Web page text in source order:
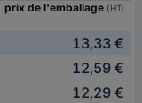
prix de l'emballage (HT)
13,33 €
12,59 €
12,29 €